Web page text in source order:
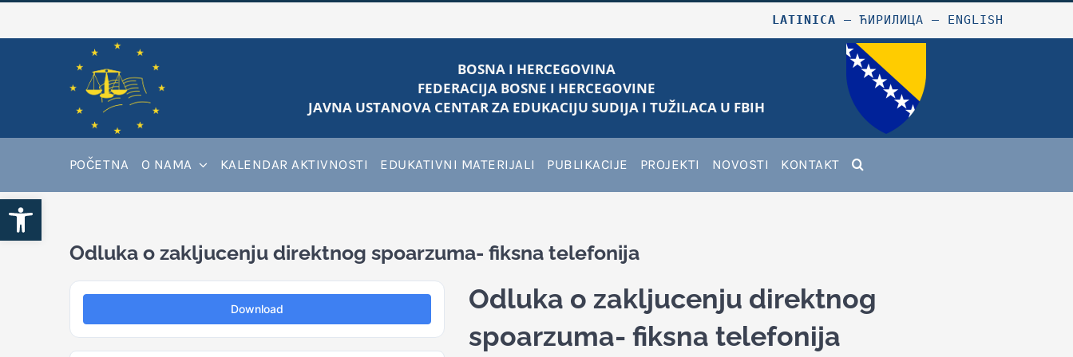
Open toolbar
LATINICA –ЋИРИЛИЦА – ENGLISH
BOSNA I HERCEGOVINA
FEDERACIJA BOSNE I HERCEGOVINE
JAVNA USTANOVA CENTAR ZA EDUKACIJU SUDIJA I TUŽILACA U FBIH
POČETNA O NAMA KALENDAR AKTIVNOSTI EDUKATIVNI MATERIJALI PUBLIKACIJE PROJEKTI NOVOSTI KONTAKT
Odluka o zakljucenju direktnog spoarzuma- fiksna telefonija
Download
Odluka o zakljucenju direktnog
spoarzuma- fiksna telefonija